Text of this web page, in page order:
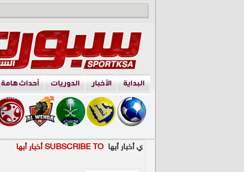
البداية الأخبار الدوريات أحداث هامة
ي أخبار أبها SUBSCRIBE TO أخبار أبها